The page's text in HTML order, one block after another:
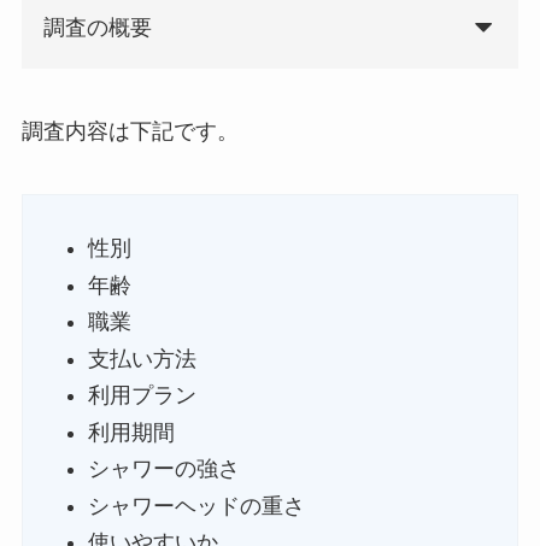
調査の概要
調査内容は下記です。
性別
年齢
職業
支払い方法
利用プラン
利用期間
シャワーの強さ
シャワーヘッドの重さ